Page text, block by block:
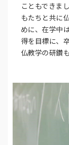
こともできま
もたちと共に
めに、在学中
得を目標に、
仏教学の研鑽